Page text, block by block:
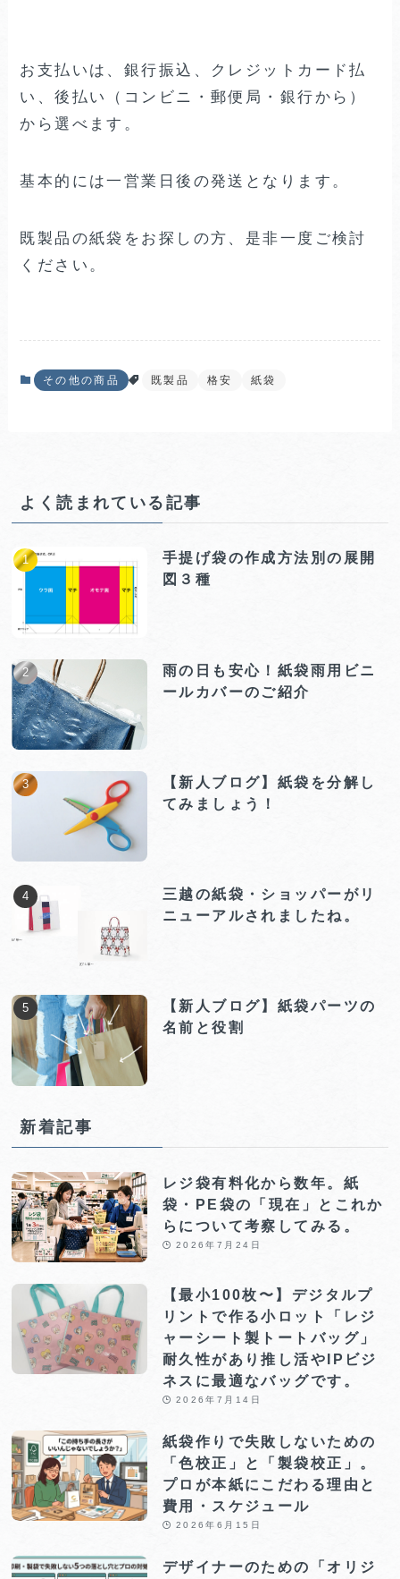
お支払いは、銀行振込、クレジットカード払
い、後払い（コンビニ・郵便局・銀行から）
から選べます。
基本的には一営業日後の発送となります。
既製品の紙袋をお探しの方、是非一度ご検討
ください。
その他の商品 既製品 格安 紙袋
よく読まれている記事
手提げ袋の作成方法別の展開
図３種
雨の日も安心！紙袋雨用ビニ
ールカバーのご紹介
【新人ブログ】紙袋を分解し
てみましょう！
三越の紙袋・ショッパーがリ
ニューアルされましたね。
【新人ブログ】紙袋パーツの
名前と役割
新着記事
レジ袋有料化から数年。紙
袋・PE袋の「現在」とこれか
らについて考察してみる。
2026年7月24日
【最小100枚〜】デジタルプ
リントで作る小ロット「レジ
ャーシート製トートバッグ」
耐久性があり推し活やIPビジ
ネスに最適なバッグです。
2026年7月14日
紙袋作りで失敗しないための
「色校正」と「製袋校正」。
プロが本紙にこだわる理由と
費用・スケジュール
2026年6月15日
デザイナーのための「オリジ